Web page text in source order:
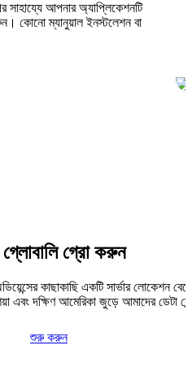
সাহায্যে আপনার অ্যাপ্লিকেশনটি
কোনো ম্যানুয়াল ইনস্টলেশন বা
গ্রো করুন
কাছাকাছি একটি সার্ভার লোকেশন
দক্ষিণ আমেরিকা জুড়ে আমাদের ডেটা
শুরু করুন